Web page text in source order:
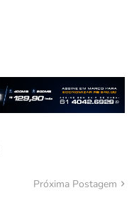
Próxima Postagem